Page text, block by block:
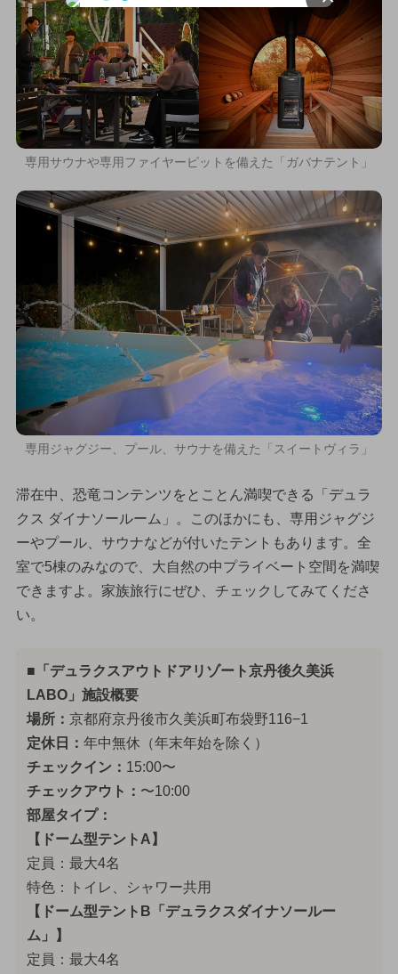
専用サウナや専用ファイヤーピットを備えた「ガバナテント」
専用ジャグジー、プール、サウナを備えた「スイートヴィラ」
滞在中、恐竜コンテンツをとことん満喫できる「デュラ
クス ダイナソールーム」。このほかにも、専用ジャグジ
ーやプール、サウナなどが付いたテントもあります。全
室で5棟のみなので、大自然の中プライベート空間を満喫
できますよ。家族旅行にぜひ、チェックしてみてくださ
い。
■「デュラクスアウトドアリゾート京丹後久美浜
LABO」施設概要
場所： 京都府京丹後市久美浜町布袋野116−1
定休日： 年中無休（年末年始を除く）
チェックイン： 15:00〜
チェックアウト： 〜10:00
部屋タイプ：
【ドーム型テントA】
定員：最大4名
特色：トイレ、シャワー共用
【ドーム型テントB「デュラクスダイナソールー
ム」】
定員：最大4名